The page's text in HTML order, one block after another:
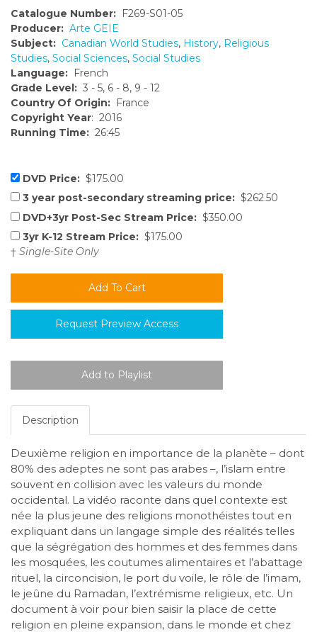
Catalogue Number: F269-S01-05
Producer: Arte GEIE
Subject: Canadian World Studies, History, Religious
Studies, Social Sciences, Social Studies
Language: French
Grade Level: 3 - 5, 6 - 8, 9 - 12
Country Of Origin: France
Copyright Year: 2016
Running Time: 26:45
DVD Price: $175.00
3 year post-secondary streaming price: $262.50
DVD+3yr Post-Sec Stream Price: $350.00
3yr K-12 Stream Price: $175.00
† Single-Site Only
Request Preview Access
Description
Deuxième religion en importance de la planète – dont
80% des adeptes ne sont pas arabes –, l’islam entre
souvent en collision avec les valeurs du monde
occidental. La vidéo raconte dans quel contexte est
née la plus jeune des religions monothéistes tout en
expliquant dans un langage simple des réalités telles
que la ségrégation des hommes et des femmes dans
les mosquées, les coutumes alimentaires et l’abattage
rituel, la circoncision, le port du voile, le rôle de l’imam,
le jeûne du Ramadan, l’extrémisme religieux, etc. Un
document à voir pour bien saisir la place de cette
religion en pleine expansion, dans le monde et chez